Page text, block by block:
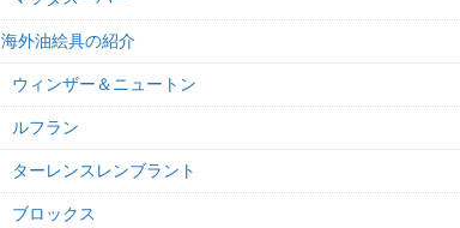
海外油絵具の紹介
ウィンザー＆ニュートン
ルフラン
ターレンスレンブラント
ブロックス